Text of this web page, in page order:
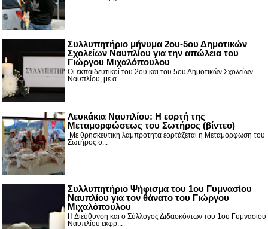
Συλλυπητήριο μήνυμα 2ου-5ου Δημοτικών
Σχολείων Ναυπλίου για την απώλεια του
Γιώργου Μιχαλόπουλου
Οι εκπαιδευτικοί του 2ου και του 5ου Δημοτικών Σχολείων
Ναυπλίου, με α...
Λευκάκια Ναυπλίου: Η εορτή της
Μεταμορφώσεως του Σωτήρος (βίντεο)
Με θρησκευτική λαμπρότητα εορτάζεται η Μεταμόρφωση του
Σωτήρος σ...
Συλλυπητήριο Ψήφισμα του 1ου Γυμνασίου
Ναυπλίου για τον θάνατο του Γιώργου
Μιχαλόπουλου
Η Διεύθυνση και ο Σύλλογος Διδασκόντων του 1ου Γυμνασίου
Ναυπλίου εκφρ...